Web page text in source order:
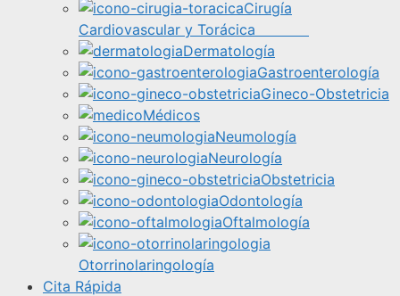
Cirugía
Cardiovascular y Torácica
Dermatología
Gastroenterología
Gineco-Obstetricia
Médicos
Neumología
Neurología
Obstetricia
Odontología
Oftalmología
Otorrinolaringología
Cita Rápida